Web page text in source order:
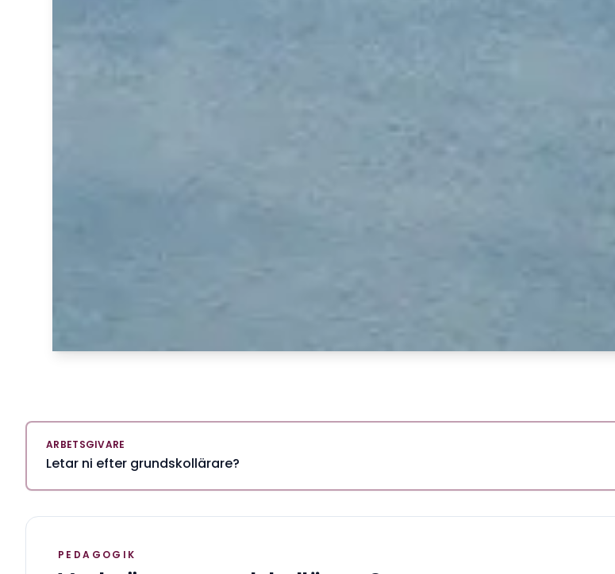
ARBETSGIVARE
Letar ni efter grundskollärare?
PEDAGOGIK